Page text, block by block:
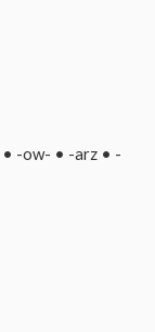
• -ow- • -arz • -